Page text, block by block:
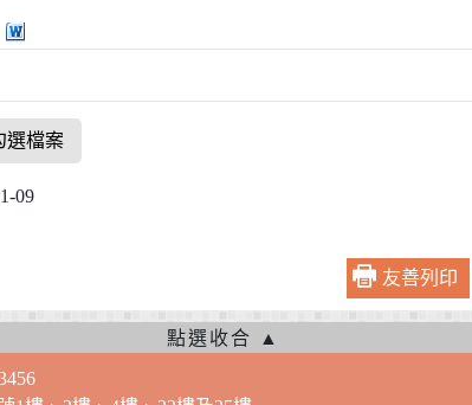
選檔案
09
友善列印